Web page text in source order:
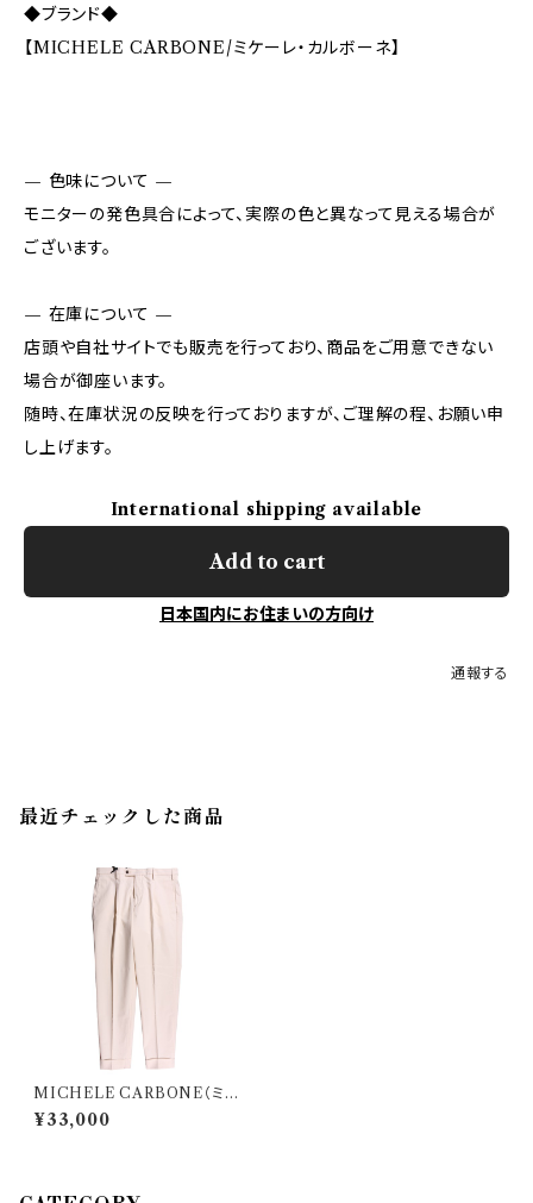
◆ブランド◆
【MICHELE CARBONE/ミケーレ・カルボーネ】
— 色味について —
モニターの発色具合によって、実際の色と異なって見える場合が
ございます。
— 在庫について —
店頭や自社サイトでも販売を行っており、商品をご用意できない
場合が御座います。
随時、在庫状況の反映を行っておりますが、ご理解の程、お願い申
し上げます。
International shipping available
Add to cart
日本国内にお住まいの方向け
通報する
最近チェックした商品
MICHELE CARBONE（ミケ
ーレ・カルボーネ） パンツ FD0
05/3789 35185
¥33,000